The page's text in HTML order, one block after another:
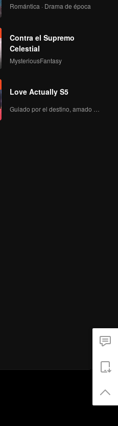
Romántica · Drama de época
Contra el Supremo
Celestial
MysteriousFantasy
Love Actually S5